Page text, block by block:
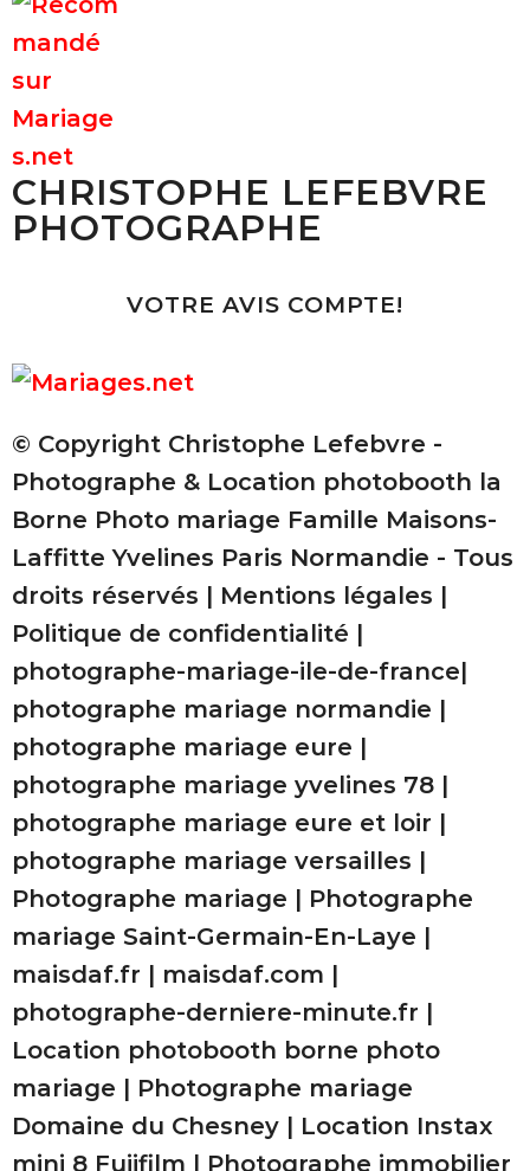
CHRISTOPHE LEFEBVRE
PHOTOGRAPHE
VOTRE AVIS COMPTE!
© Copyright Christophe Lefebvre -
Photographe & Location photobooth la
Borne Photo mariage Famille Maisons-
Laffitte Yvelines Paris Normandie - Tous
droits réservés | Mentions légales |
Politique de confidentialité |
photographe-mariage-ile-de-france|
photographe mariage normandie |
photographe mariage eure |
photographe mariage yvelines 78 |
photographe mariage eure et loir |
photographe mariage versailles |
Photographe mariage | Photographe
mariage Saint-Germain-En-Laye |
maisdaf.fr | maisdaf.com |
photographe-derniere-minute.fr |
Location photobooth borne photo
mariage | Photographe mariage
Domaine du Chesney | Location Instax
mini 8 Fujifilm | Photographe immobilier